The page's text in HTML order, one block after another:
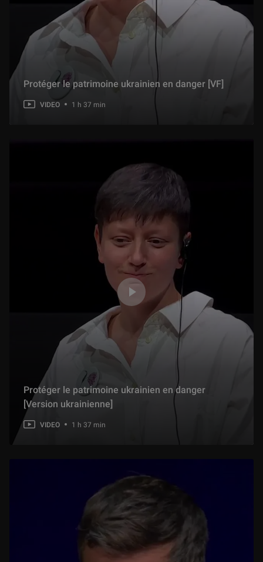
Protéger le patrimoine ukrainien en danger [VF]
VIDEO 1 h 37 min
Protéger le patrimoine ukrainien en danger
[Version ukrainienne]
VIDEO 1 h 37 min